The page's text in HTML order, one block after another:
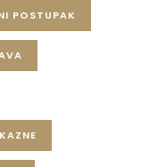
POSTUPAK